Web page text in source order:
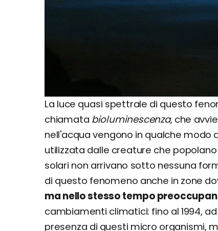
La luce quasi spettrale di questo
chiamata bioluminescenza, che
nell'acqua vengono in qualche modo
utilizzata dalle creature che
solari non arrivano sotto nessuna
di questo fenomeno anche in zone
ma nello stesso tempo
cambiamenti climatici: fino al 1994,
presenza di questi micro organismi,